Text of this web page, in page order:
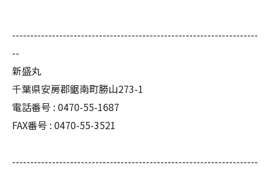
--------------------------------------------------------------------
--
新盛丸
千葉県安房郡鋸南町勝山273-1
電話番号 : 0470-55-1687
FAX番号 : 0470-55-3521
--------------------------------------------------------------------